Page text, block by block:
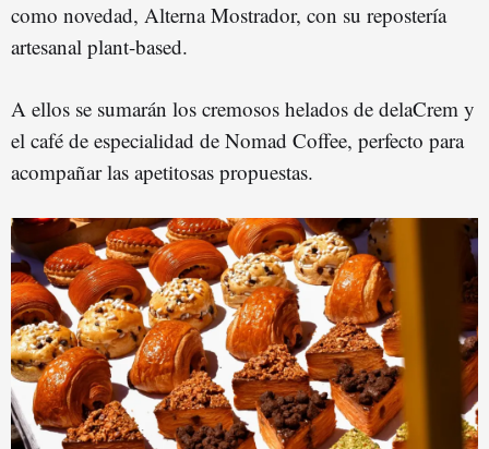
como novedad, Alterna Mostrador, con su repostería
artesanal plant-based.
A ellos se sumarán los cremosos helados de delaCrem y
el café de especialidad de Nomad Coffee, perfecto para
acompañar las apetitosas propuestas.